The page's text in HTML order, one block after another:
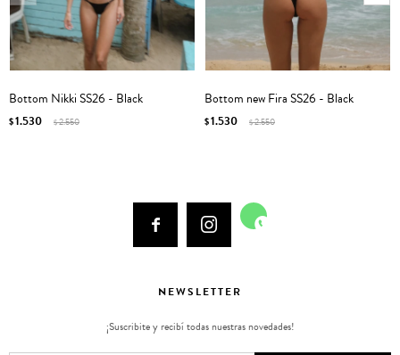
Bottom Nikki SS26 - Black
$1.530 $2.550
Bottom new Fira SS26 - Black
$1.530 $2.550
  
NEWSLETTER
¡Suscribite y recibí todas nuestras novedades!